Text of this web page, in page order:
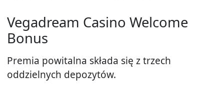
Vegadream Casino Welcome
Bonus
Premia powitalna składa się z trzech
oddzielnych depozytów.